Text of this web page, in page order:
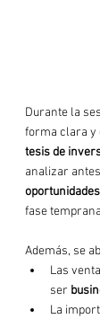
Durante la
forma clara y
tesis de
analizar
fase
Además, se
Las
ser
La